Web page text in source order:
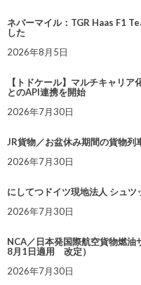
ネバーマイル：TGR Haas F1
した
2026年8月5日
【トドケール】マルチキャリ
とのAPI連携を開始
2026年7月30日
JR貨物／お盆休み期間の貨物列
2026年7月30日
にしてつドイツ現地法人 シュ
2026年7月30日
NCA／日本発国際航空貨物燃
8月1日適用 改定）
2026年7月30日